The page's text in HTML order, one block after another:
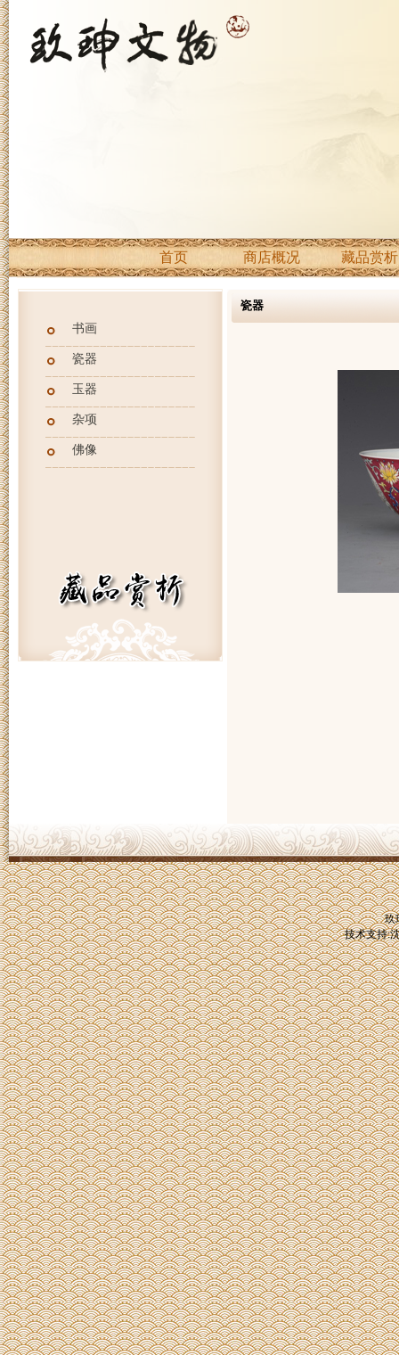
首页 商店概况 藏品赏析
书画
瓷器
玉器
杂项
佛像
瓷器
玖
技术支持: